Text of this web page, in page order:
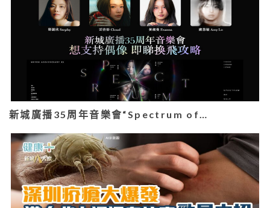
新城廣播35周年音樂會“Spectrum of…